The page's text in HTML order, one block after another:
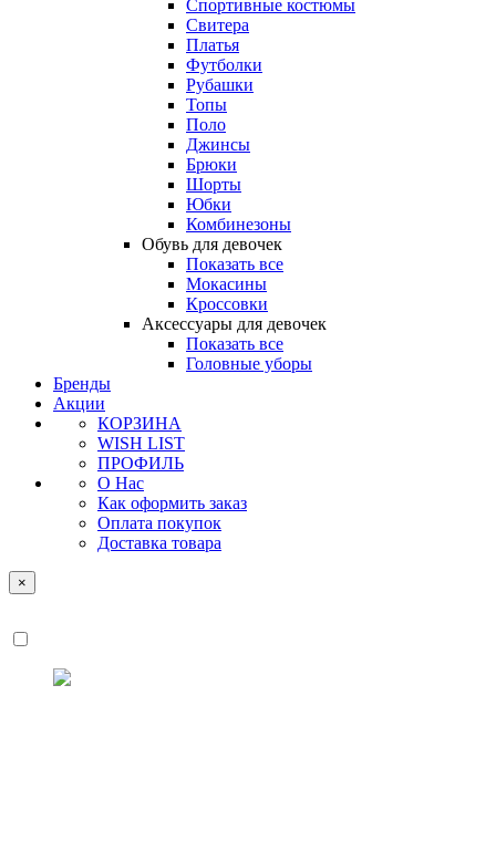
Спортивные костюмы
Свитера
Платья
Футболки
Рубашки
Топы
Поло
Джинсы
Брюки
Шорты
Юбки
Комбинезоны
Обувь для девочек
Показать все
Мокасины
Кроссовки
Аксессуары для девочек
Показать все
Головные уборы
Бренды
Акции
КОРЗИНА
WISH LIST
ПРОФИЛЬ
О Нас
Как оформить заказ
Оплата покупок
Доставка товара
×